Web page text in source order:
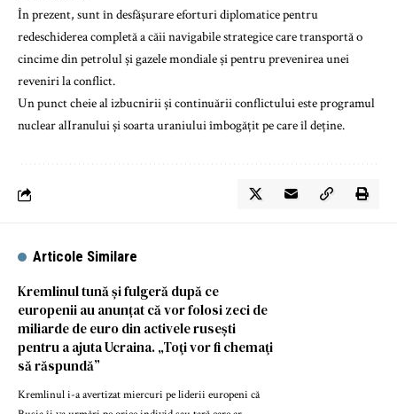
În prezent, sunt în desfășurare eforturi diplomatice pentru
redeschiderea completă a căii navigabile strategice care transportă o
cincime din petrolul și gazele mondiale și pentru prevenirea unei
reveniri la conflict.
Un punct cheie al izbucnirii și continuării conflictului este programul
nuclear alIranului și soarta uraniului îmbogățit pe care îl deține.
Articole Similare
Kremlinul tună și fulgeră după ce
europenii au anunțat că vor folosi zeci de
miliarde de euro din activele rusești
pentru a ajuta Ucraina. „Toţi vor fi chemaţi
să răspundă”
Kremlinul i-a avertizat miercuri pe liderii europeni că